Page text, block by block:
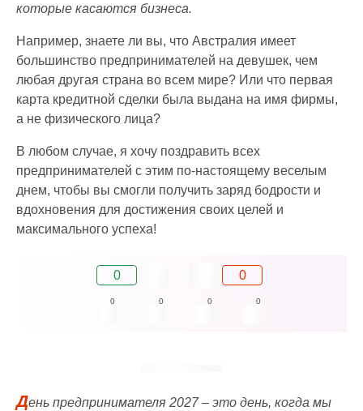
которые касаются бизнеса.
Например, знаете ли вы, что Австралия имеет
большинство предпринимателей на девушек, чем
любая другая страна во всем мире? Или что первая
карта кредитной сделки была выдана на имя фирмы,
а не физического лица?
В любом случае, я хочу поздравить всех
предпринимателей с этим по-настоящему веселым
днем, чтобы вы смогли получить заряд бодрости и
вдохновения для достижения своих целей и
максимального успеха!
0 0
0 0 0 0
День предпринимателя 2027 – это день, когда мы